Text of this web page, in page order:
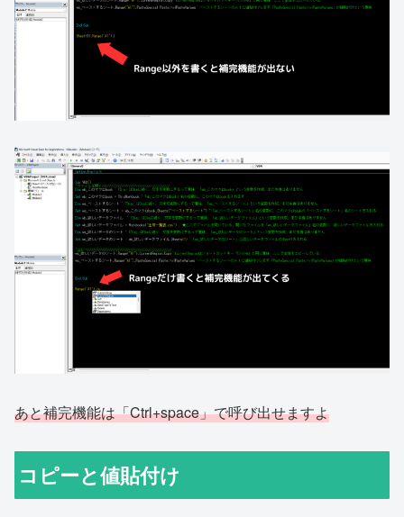
あと補完機能は「Ctrl+space」で呼び出せますよ
コピーと値貼付け